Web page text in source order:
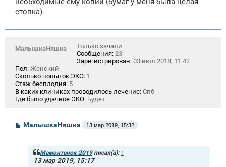
стопка).
МалышкаНяшка
Только зачали
Сообщения: 23
Зарегистрирован: 03 июл 2018, 11:42
Пол: Женский
Сколько попыток ЭКО: 1
Стаж бесплодия: 5
В каких клиниках проводилось лечение: Спб
Где было удачное ЭКО: Будет
СМалышкаНяшка 13 мар 2019, 15:32
Мамонтенок 2019писал(а): ↑
13 мар 2019, 15:17